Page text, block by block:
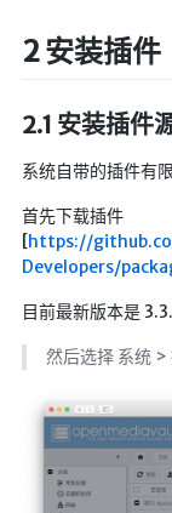
2 安装插件
2.1 安装插件
系统自带的插件有
首先下载插件
[https://
Developers/
目前最新版本是
然后选择 系统 >
在线
在线
电影
直播
盒子
盒子
软件
🎵音乐